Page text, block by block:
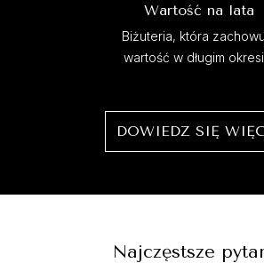
Wartość na lata
Biżuteria, która
wartość w długim
DOWIEDZ SIĘ
Najczęstsze